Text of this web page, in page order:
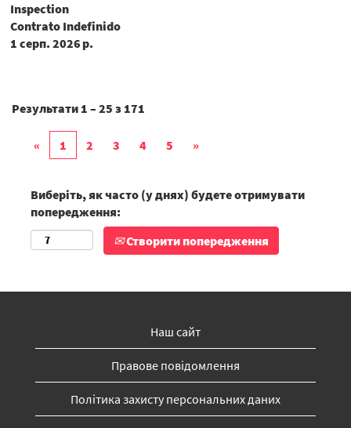
Inspection
Contrato Indefinido
1 серп. 2026 р.
Результати 1 – 25 з 171
« 1 2 3 4 5 »
Виберіть, як часто (у днях) будете отримувати
попередження:
Створити попередження
Наш сайт
Правове повідомлення
Політика захисту персональних даних